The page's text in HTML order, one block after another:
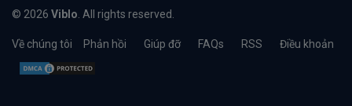
© 2026 Viblo . All rights reserved.
Về chúng tôi Phản hồi Giúp đỡ FAQs RSS Điều khoản